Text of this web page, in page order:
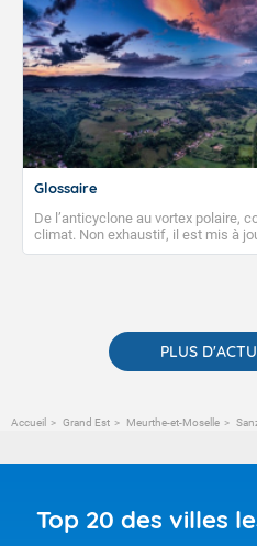
Glossaire
De l’anticyclone au vortex polaire,
climat. Non exhaustif, il est mis à
publications. Vous y trouverez
PLUS
Accueil Grand Est Meurthe-et-Moselle
Top 20 des villes